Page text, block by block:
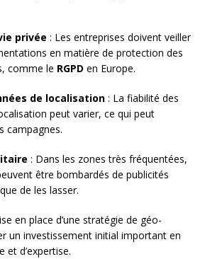
privée : Les entreprises doivent veiller
en matière de protection des
comme le RGPD en Europe.
de localisation : La fiabilité des
peut varier, ce qui peut
campagnes.
: Dans les zones très fréquentées,
être bombardés de publicités
de les lasser.
en place d’une stratégie de géo-
un investissement initial important en
et d’expertise.